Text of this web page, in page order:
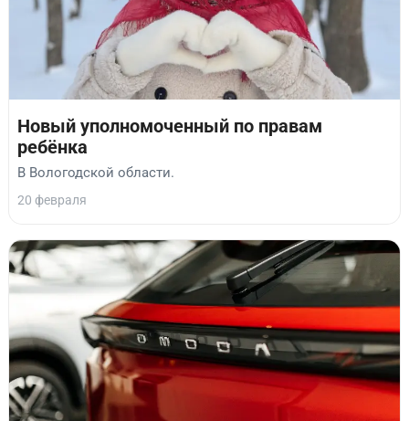
Новый уполномоченный по правам
ребёнка
В Вологодской области.
20 февраля